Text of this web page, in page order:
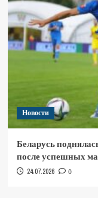
Новости
Беларусь
после успешных
24.07.2026 0